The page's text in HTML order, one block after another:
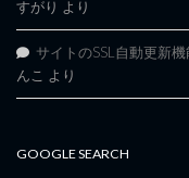
すがり より
サイトのSSL自動更新
んこ より
GOOGLE SEARCH